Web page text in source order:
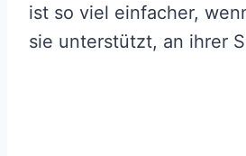
ist so viel einfacher,
sie unterstützt, an ihrer